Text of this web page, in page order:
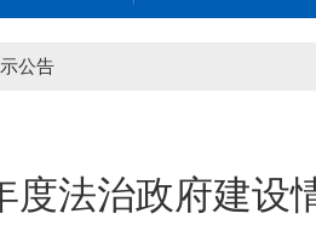
公告
度法治政府建设